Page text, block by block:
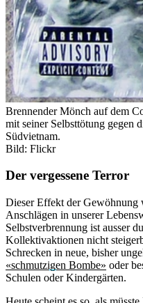
Brennender Mönch auf dem
mit seiner Selbsttötung gegen
Südvietnam.
Bild: Flickr
Der vergessene Terror
Dieser Effekt der Gewöhnung
Anschlägen in unserer
Selbstverbrennung ist ausser
Kollektivaktionen nicht
Schrecken in neue, bisher
«schmutzigen Bombe» oder
Schulen oder Kindergärten.